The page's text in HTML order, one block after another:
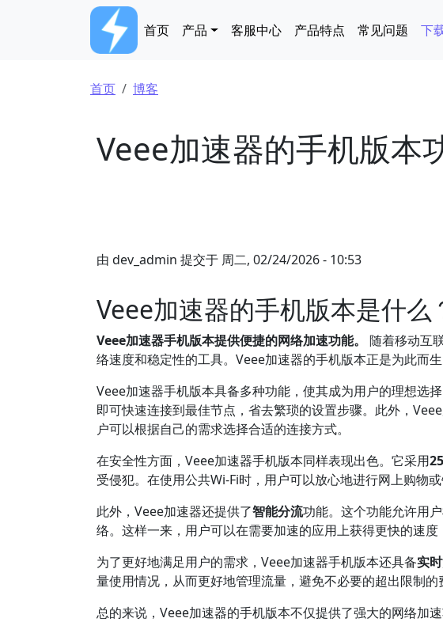
Main navigation
首页 产品 客服中心 产品特点 常见问题 下
面包屑
首页 博客
Veee加速器的手机版本
由 dev_admin 提交于 周二, 02/24/2026 - 10:53
Veee加速器的手机版本是什么
Veee加速器手机版本提供便捷的网络加速功能。
随着移动互
络速度和稳定性的工具。Veee加速器的手机版本正是为此而
Veee加速器手机版本具备多种功能，使其成为用户的理想选
即可快速连接到最佳节点，省去繁琐的设置步骤。此外，
户可以根据自己的需求选择合适的连接方式。
在安全性方面，Veee加速器手机版本同样表现出色。它采用
受侵犯。在使用公共Wi-Fi时，用户可以放心地进行网上购物
此外，Veee加速器还提供了智能分流功能。这个功能允许用
络。这样一来，用户可以在需要加速的应用上获得更快的速度
为了更好地满足用户的需求，Veee加速器手机版本还具备实
量使用情况，从而更好地管理流量，避免不必要的超出限制的
总的来说，Veee加速器的手机版本不仅提供了强大的网络加